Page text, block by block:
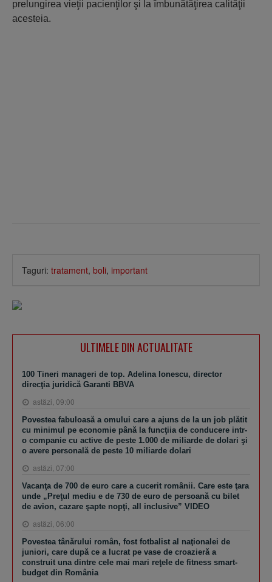
prelungirea vieţii pacienţilor şi la îmbunătăţirea calităţii
acesteia.
Taguri: tratament, boli, important
ULTIMELE DIN ACTUALITATE
100 Tineri manageri de top. Adelina Ionescu, director
direcţia juridică Garanti BBVA
astăzi, 09:00
Povestea fabuloasă a omului care a ajuns de la un job plătit
cu minimul pe economie până la funcţiia de conducere intr-
o companie cu active de peste 1.000 de miliarde de dolari şi
o avere personală de peste 10 miliarde dolari
astăzi, 07:00
Vacanţa de 700 de euro care a cucerit românii. Care este ţara
unde „Preţul mediu e de 730 de euro de persoană cu bilet
de avion, cazare şapte nopţi, all inclusive” VIDEO
astăzi, 06:00
Povestea tânărului român, fost fotbalist al naţionalei de
juniori, care după ce a lucrat pe vase de croazieră a
construit una dintre cele mai mari reţele de fitness smart-
budget din România